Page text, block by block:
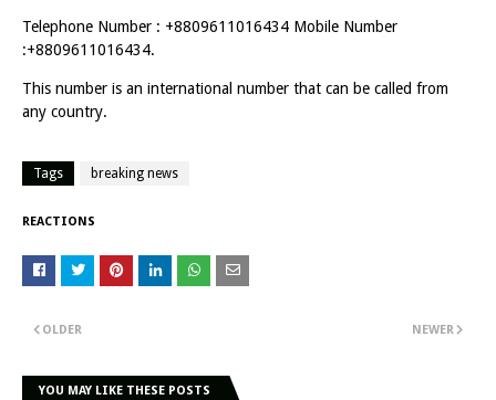
Telephone Number : +8809611016434 Mobile Number
:+8809611016434.
This number is an international number that can be called from
any country.
Tags breaking news
REACTIONS
NEWER
OLDER
YOU MAY LIKE THESE POSTS